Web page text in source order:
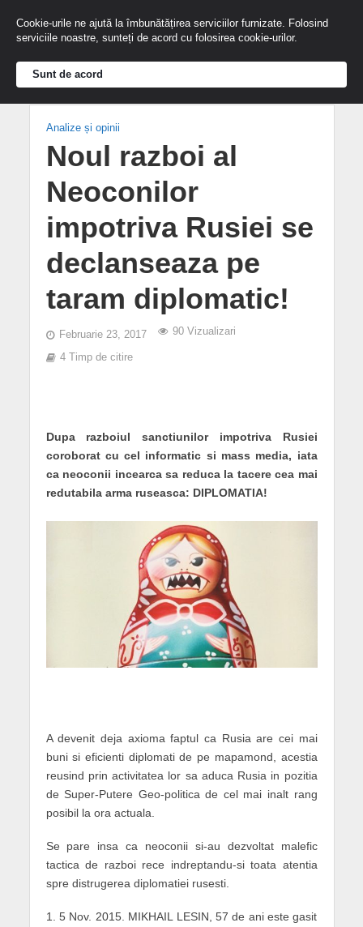
Analize și opinii
Noul razboi al
Neoconilor
impotriva Rusiei se
declanseaza pe
taram diplomatic!
Februarie 23, 2017 90 Vizualizari
4 Timp de citire
Dupa razboiul sanctiunilor impotriva Rusiei
coroborat cu cel informatic si mass media, iata
ca neoconii incearca sa reduca la tacere cea mai
redutabila arma ruseasca: DIPLOMATIA!
A devenit deja axioma faptul ca Rusia are cei mai
buni si eficienti diplomati de pe mapamond, acestia
reusind prin activitatea lor sa aduca Rusia in pozitia
de Super-Putere Geo-politica de cel mai inalt rang
posibil la ora actuala.
Se pare insa ca neoconii si-au dezvoltat malefic
tactica de razboi rece indreptandu-si toata atentia
spre distrugerea diplomatiei rusesti.
1. 5 Nov. 2015. MIKHAIL LESIN, 57 de ani este gasit
Cookie-urile ne ajută la îmbunătățirea serviciilor furnizate. Folosind
serviciile noastre, sunteți de acord cu folosirea cookie-urilor.
Sunt de acord